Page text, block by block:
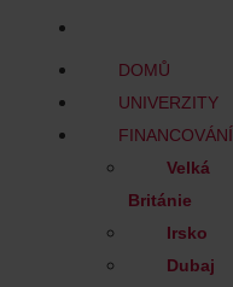
DOMŮ
UNIVERZITY
FINANCOVÁNÍ
Velká
Británie
Irsko
Dubaj